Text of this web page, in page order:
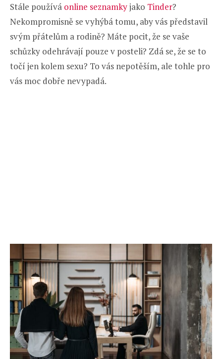
Stále používá online seznamkyjako Tinder?
Nekompromisně se vyhýbá tomu, aby vás představil
svým přátelům a rodině? Máte pocit, že se vaše
schůzky odehrávají pouze v posteli? Zdá se, že se to
točí jen kolem sexu? To vás nepotěším, ale tohle pro
vás moc dobře nevypadá.